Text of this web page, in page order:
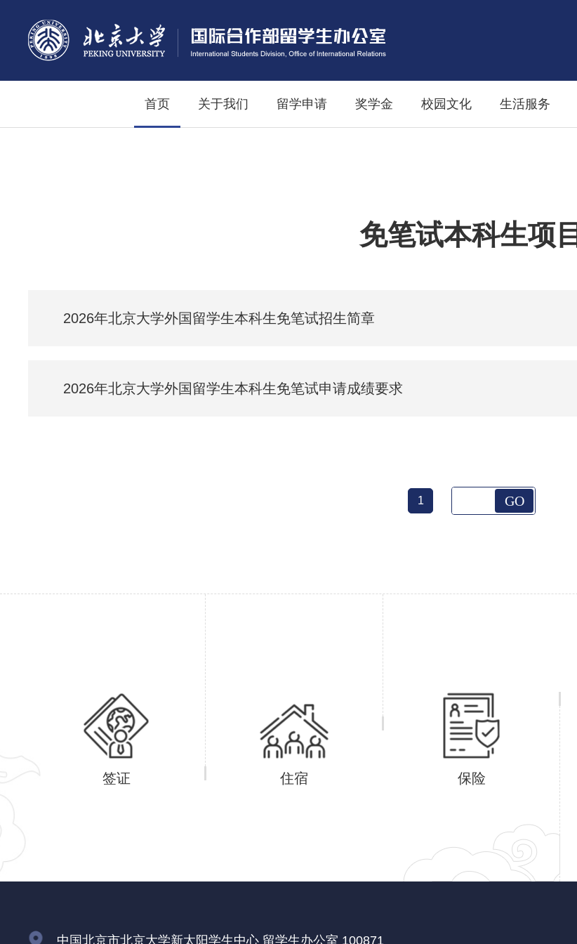
首页 关于我们 留学申请 奖学金 校园文化 生活服务
免笔试本科生项目
2026年北京大学外国留学生本科生免笔试招生简章
2026年北京大学外国留学生本科生免笔试申请成绩要求
1 GO
签证 住宿 保险
中国北京市北京大学新太阳学生中心 留学生办公室 100871